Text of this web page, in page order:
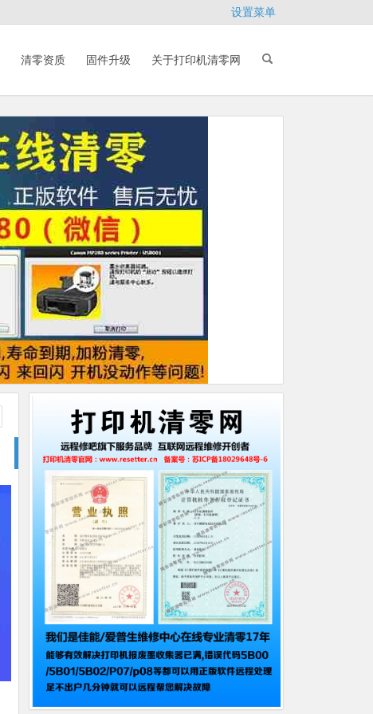
设置菜单
清零资质 固件升级 关于打印机清零网